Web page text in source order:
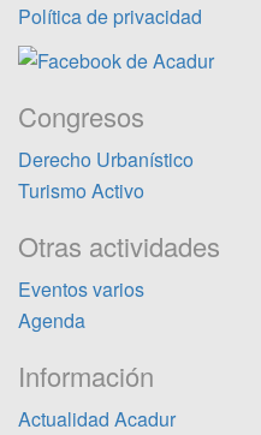
Política de privacidad
Congresos
Derecho Urbanístico
Turismo Activo
Otras actividades
Eventos varios
Agenda
Información
Actualidad Acadur